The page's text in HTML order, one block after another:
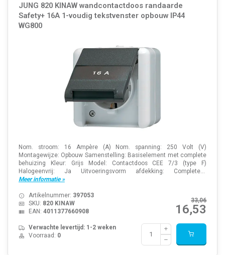
JUNG 820 KINAW wandcontactdoos randaarde
Safety+ 16A 1-voudig tekstvenster opbouw IP44
WG800
Nom. stroom: 16 Ampère (A) Nom. spanning: 250 Volt (V)
Montagewijze: Opbouw Samenstelling: Basiselement met complete
behuizing Kleur: Grijs Model: Contactdoos CEE 7/3 (type F)
Halogeenvrij: Ja Uitvoeringsvorm afdekking: Complete...
Meer informatie »
33,06
16,53
Artikelnummer: 397053
SKU: 820 KINAW
EAN: 4011377660908
Verwachte levertijd: 1-2 weken
Voorraad: 0